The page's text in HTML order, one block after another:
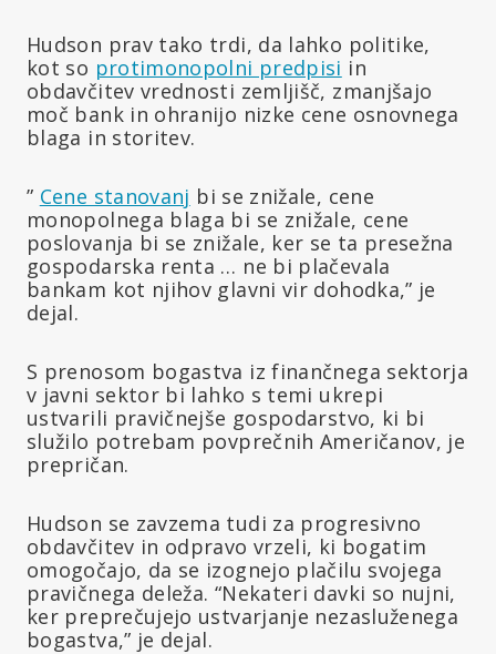
Hudson prav tako trdi, da lahko politike,
kot so protimonopolni predpisi in
obdavčitev vrednosti zemljišč, zmanjšajo
moč bank in ohranijo nizke cene osnovnega
blaga in storitev.
” Cene stanovanj bi se znižale, cene
monopolnega blaga bi se znižale, cene
poslovanja bi se znižale, ker se ta presežna
gospodarska renta … ne bi plačevala
bankam kot njihov glavni vir dohodka,” je
dejal.
S prenosom bogastva iz finančnega sektorja
v javni sektor bi lahko s temi ukrepi
ustvarili pravičnejše gospodarstvo, ki bi
služilo potrebam povprečnih Američanov, je
prepričan.
Hudson se zavzema tudi za progresivno
obdavčitev in odpravo vrzeli, ki bogatim
omogočajo, da se izognejo plačilu svojega
pravičnega deleža. “Nekateri davki so nujni,
ker preprečujejo ustvarjanje nezasluženega
bogastva,” je dejal.